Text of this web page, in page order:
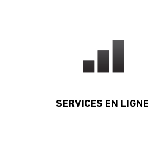
SERVICES EN LIGNE